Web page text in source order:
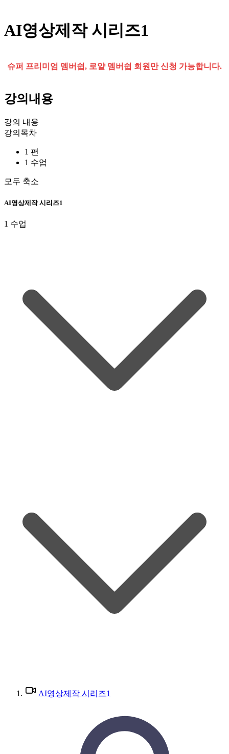
AI영상제작 시리즈1
슈퍼 프리미엄 멤버쉽, 로얄 멤버쉽 회원만 신청 가능합니다.
강의내용
강의 내용
강의목차
1 편
1 수업
모두 축소
AI영상제작 시리즈1
1 수업
AI영상제작 시리즈1